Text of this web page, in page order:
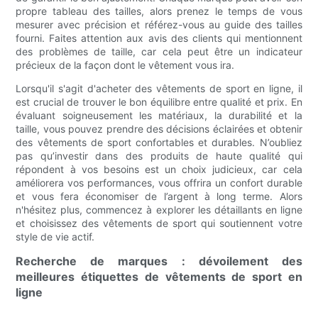
propre tableau des tailles, alors prenez le temps de vous
mesurer avec précision et référez-vous au guide des tailles
fourni. Faites attention aux avis des clients qui mentionnent
des problèmes de taille, car cela peut être un indicateur
précieux de la façon dont le vêtement vous ira.
Lorsqu'il s'agit d'acheter des vêtements de sport en ligne, il
est crucial de trouver le bon équilibre entre qualité et prix. En
évaluant soigneusement les matériaux, la durabilité et la
taille, vous pouvez prendre des décisions éclairées et obtenir
des vêtements de sport confortables et durables. N’oubliez
pas qu’investir dans des produits de haute qualité qui
répondent à vos besoins est un choix judicieux, car cela
améliorera vos performances, vous offrira un confort durable
et vous fera économiser de l’argent à long terme. Alors
n'hésitez plus, commencez à explorer les détaillants en ligne
et choisissez des vêtements de sport qui soutiennent votre
style de vie actif.
Recherche de marques : dévoilement des
meilleures étiquettes de vêtements de sport en
ligne